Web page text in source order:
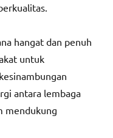
hangat dan penuh
untuk
antara lembaga
mendukung